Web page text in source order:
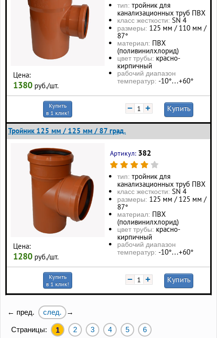
Цена:
1380 руб./шт.
тип: тройник для
канализационных труб ПВХ
класс жесткости: SN 4
размеры: 125 мм / 110 мм /
87°
материал: ПВХ
(поливинилхлорид)
цвет трубы: красно-
кирпичный
рабочий диапазон
температур: -10°…+60°
Купить
в 1 клик!
− + Купить
Тройник 125 мм / 125 мм / 87 град.
Цена:
1280 руб./шт.
Артикул: 382
тип: тройник для
канализационных труб ПВХ
класс жесткости: SN 4
размеры: 125 мм / 125 мм /
87°
материал: ПВХ
(поливинилхлорид)
цвет трубы: красно-
кирпичный
рабочий диапазон
температур: -10°…+60°
Купить
в 1 клик!
− + Купить
← пред. след. →
Страницы: 1 2 3 4 5 6